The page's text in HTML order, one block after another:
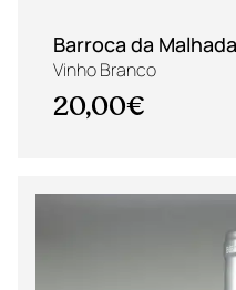
Barroca da
Vinho Branco
20,00€